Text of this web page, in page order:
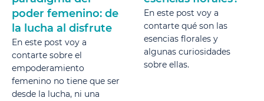
poder femenino: de
la lucha al disfrute
En este post voy a
contarte sobre el
empoderamiento
femenino no tiene que ser
desde la lucha, ni una
En este post voy a
contarte qué son las
esencias florales y
algunas curiosidades
sobre ellas.